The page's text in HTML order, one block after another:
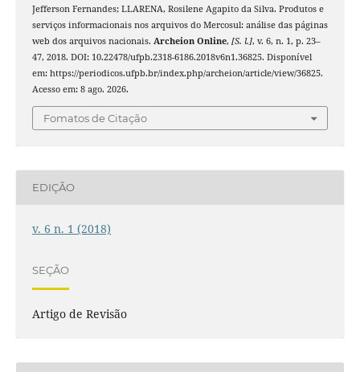
Jefferson Fernandes; LLARENA, Rosilene Agapito da Silva. Produtos e
serviços informacionais nos arquivos do Mercosul: análise das páginas
web dos arquivos nacionais. Archeion Online, [S. l.], v. 6, n. 1, p. 23–
47, 2018. DOI: 10.22478/ufpb.2318-6186.2018v6n1.36825. Disponível
em: https://periodicos.ufpb.br/index.php/archeion/article/view/36825.
Acesso em: 8 ago. 2026.
Fomatos de Citação
EDIÇÃO
v. 6 n. 1 (2018)
SEÇÃO
Artigo de Revisão